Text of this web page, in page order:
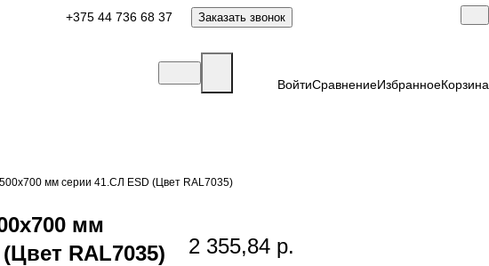
+375 44 736 68 37 Заказать звонок
ВойтиСравнениеИзбранноеКорзина
мм серии 41.СЛ ESD (Цвет RAL7035)
мм
RAL7035)
2 355,84 р.